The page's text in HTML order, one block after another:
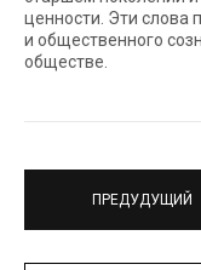
ценности. Эти слова
и общественного
обществе.
ПРЕДУДУЩИЙ